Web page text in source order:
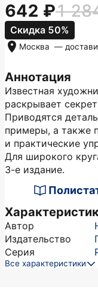
Аннотация
Известная
раскрывает
Приводятся
примеры, а также
и практические
Для широкого
3-е издание.
Автор
Издательство
Серия
Все характеристики
642 1
Скидка 50%
Москва —